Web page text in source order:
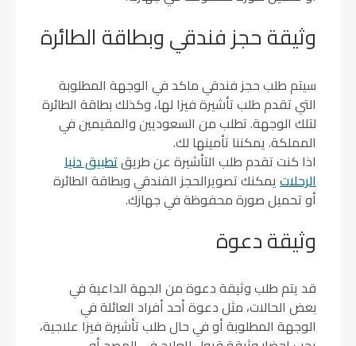
وثيقة حجز فندقي وبطاقة الطائرة
سيتم طلب حجز فندقي ماكد في الوجهة المطلوبة
التي تقدم طلب تأشيرة فيزا لها، وكذلك بطاقة الطائرة
لتلك الوجهة. تطلب من السعوديين والمقيمين في
المملكة. يمكننا تأمينها لك.
اذا كنت تقدم طلب التأشيرة عن طريقتطبيق دنيا
الرحلات يمكنك تصويرالحجز الفندقي وبطاقة الطائرة
أو تحميل صورة محفوظة في جهازك.
وثيقة دعوة
قد يتم طلب وثيقة دعوة من الجهة الداعية في
بعض الحالات، مثل دعوة أحد أفراد العائلة في
الوجهة المطلوبة أو في حال طلب تأشيرة فيزا علاجية،